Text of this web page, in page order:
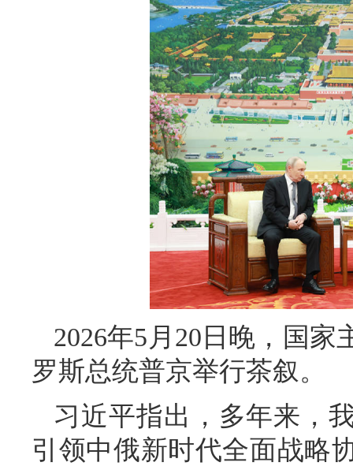
2026年5月20日晚，国
罗斯总统普京举行茶叙。
习近平指出，多年来，
引领中俄新时代全面战略